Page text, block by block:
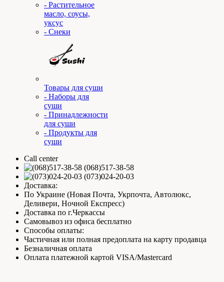
- Растительное
масло, соусы,
уксус
- Снеки
Товары для суши
- Наборы для
суши
- Принадлежности
для суши
- Продукты для
суши
Call center
(068)517-38-58
(073)024-20-03
Доставка:
По Украине (Новая Почта, Укрпочта, Автолюкс,
Деливери, Ночной Експресс)
Доставка по г.Черкассы
Самовывоз из офиса бесплатно
Способы оплаты:
Частичная или полная предоплата на карту продавца
Безналичная оплата
Оплата платежной картой VISA/Mastercard